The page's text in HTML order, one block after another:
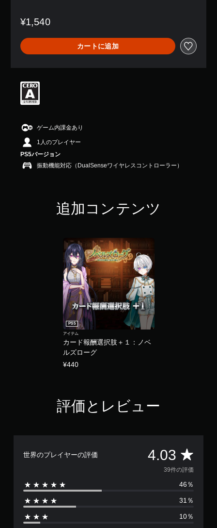
は
9
、
平
価
5
中
4
.
0
3
¥1,540
カートに追加
ゲーム内課金あり
1人のプレイヤー
PS5バージョン
振動機能対応（DualSenseワイヤレスコントローラー）
追加コンテンツ
カード報酬選択肢＋１：ノベ
ルズローグ
PS5
アイテム
¥440
評価とレビュー
世界のプレイヤーの評価 4.03 評
価
数
は
39件の評価
46％
31％
10％